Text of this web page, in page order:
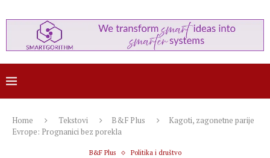
Home Tekstovi B&F Plus
Kagoti, zagonetne parije
Evrope: Prognanici bez porekla
B&F Plus Politika i društvo